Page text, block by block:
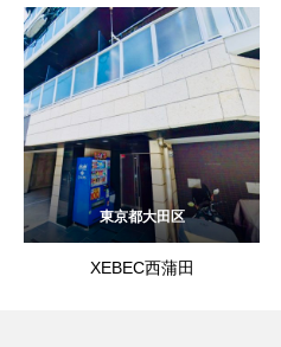
東京都大田区
XEBEC西蒲田